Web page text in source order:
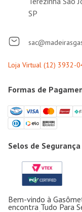
SP
Formas de
Selos de Segurança
Bem-vindo à
encontra Tudo Para